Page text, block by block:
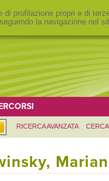
profilazione propri e di
la navigazione nel
RICERCA AVANZATA